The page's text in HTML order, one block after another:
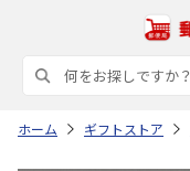
ホーム ギフトストア